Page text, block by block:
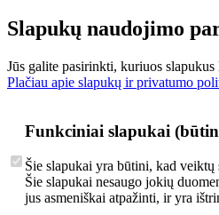
Slapukų naudojimo
Jūs galite pasirinkti, kuriuos slapukus
Plačiau apie slapukų ir privatumo
Funkciniai slapukai
Šie slapukai yra būtini, kad
Šie slapukai nesaugo jokių
jus asmeniškai atpažinti, ir yra